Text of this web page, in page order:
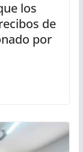
los
de
por